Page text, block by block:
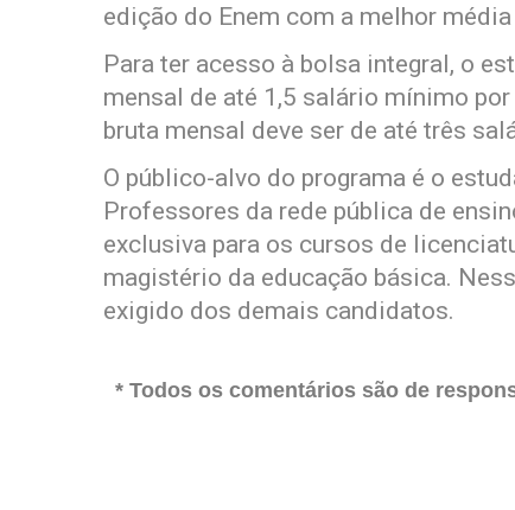
edição do Enem com a melhor
Para ter acesso à bolsa integral, o
mensal de até 1,5 salário mínimo
bruta mensal deve ser de até três
O público-alvo do programa é o
Professores da rede pública de
exclusiva para os cursos de
magistério da educação básica.
exigido dos demais candidatos.
* Todos os comentários são de